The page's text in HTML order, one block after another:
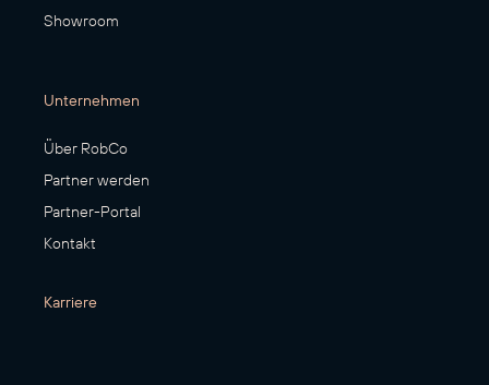
Showroom
Unternehmen
Über RobCo
Partner werden
Partner-Portal
Kontakt
Karriere